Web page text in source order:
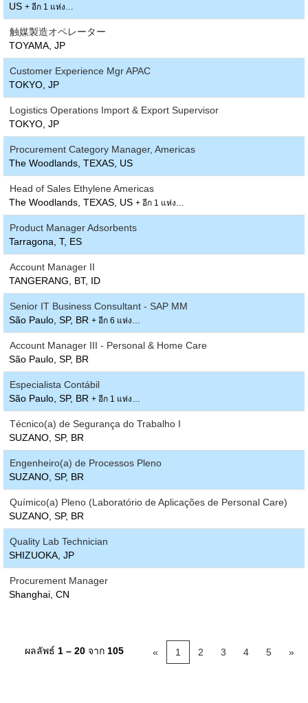
US + อีก 1 แห่ง…
触媒製造オペレーター
TOYAMA, JP
Customer Experience Mgr APAC
TOKYO, JP
Logistics Operations Import & Export Supervisor
TOKYO, JP
Procurement Category Manager, Americas
The Woodlands, TEXAS, US
Head of Sales Ethylene Americas
The Woodlands, TEXAS, US + อีก 1 แห่ง…
Product Manager Adsorbents
Tarragona, T, ES
Account Manager II
TANGERANG, BT, ID
Senior IT Business Consultant - SAP MM
São Paulo, SP, BR + อีก 6 แห่ง…
Account Manager III - Personal & Home Care
São Paulo, SP, BR
Especialista Contábil
São Paulo, SP, BR + อีก 1 แห่ง…
Técnico(a) de Segurança do Trabalho I
SUZANO, SP, BR
Engenheiro(a) de Processos Pleno
SUZANO, SP, BR
Químico(a) Pleno (Laboratório de Aplicações de Personal Care)
SUZANO, SP, BR
Quality Lab Technician
SHIZUOKA, JP
Procurement Manager
Shanghai, CN
ผลลัพธ์ 1 – 20 จาก 105 « 1 2 3 4 5 »